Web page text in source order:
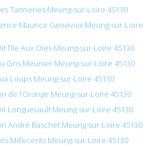
Tanneries Meung-sur-Loire 45130
Maurice Genevoix Meung-sur-Loire
l’Ile Aux Oies Meung-sur-Loire 45130
Gris Meunier Meung-sur-Loire 45130
Loups Meung-sur-Loire 45130
de l’Orange Meung-sur-Loire 45130
Longuevault Meung-sur-Loire 45130
André Baschet Meung-sur-Loire 45130
Millecents Meung-sur-Loire 45130